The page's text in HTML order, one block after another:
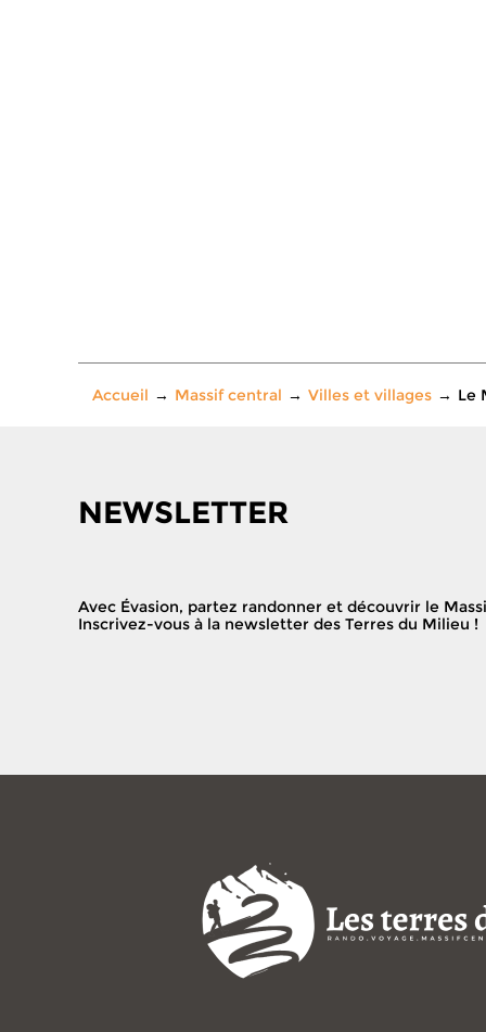
Accueil Massif central Villes et villages Le
NEWSLETTER
Avec Évasion, partez randonner et découvrir le
Inscrivez-vous à la newsletter des Terres du Milieu !